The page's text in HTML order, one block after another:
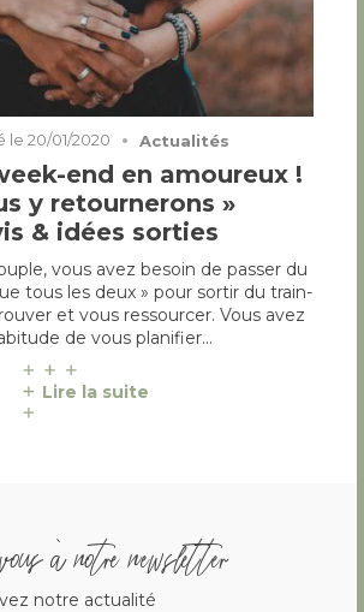
le 20/01/2020 Actualités
end en amoureux !
y retournerons »
& idées sorties
vous avez besoin de passer du
tous les deux » pour sortir du train-
et vous ressourcer. Vous avez
de vous planifier…
Lire la suite
à notre newsletter
notre actualité